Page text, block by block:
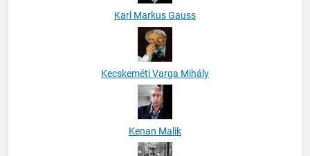
Karl Markus Gauss
Kecskeméti Varga Mihály
Kenan Malik